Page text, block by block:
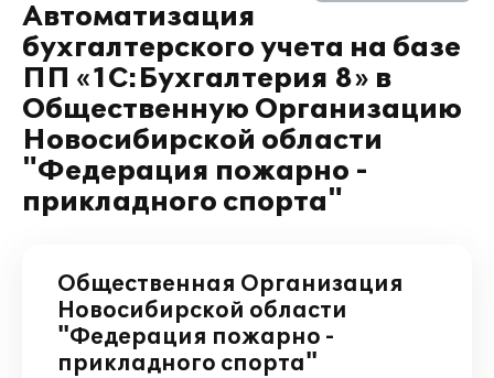
Автоматизация
бухгалтерского учета на базе
ПП «1С:Бухгалтерия 8» в
Общественную Организацию
Новосибирской области
"Федерация пожарно -
прикладного спорта"
Общественная Организация
Новосибирской области
"Федерация пожарно -
прикладного спорта"